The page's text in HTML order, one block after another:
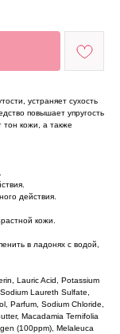
устраняет сухость
повышает упругость
тон кожи, а также
действия.
кожи.
в ладонях с водой,
Lauric Acid, Potassium
Laureth Sulfate,
Parfum, Sodium Chloride,
Macadamia Ternifolia
(100ppm), Melaleuca